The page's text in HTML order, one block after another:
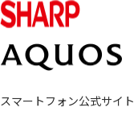
スマートフォン公式サイト